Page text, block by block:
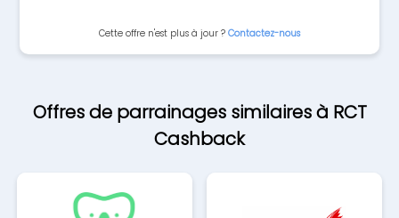
Cette offre n'est plus à jour ? Contactez-nous
Offres de parrainages similaires à RCT
Cashback